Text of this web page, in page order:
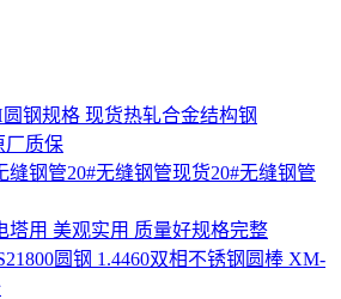
钢规格 现货热轧合金结构钢
厂质保
缝钢管20#无缝钢管现货20#无缝钢管
塔用 美观实用 质量好规格完整
圆钢 1.4460双相不锈钢圆棒 XM-